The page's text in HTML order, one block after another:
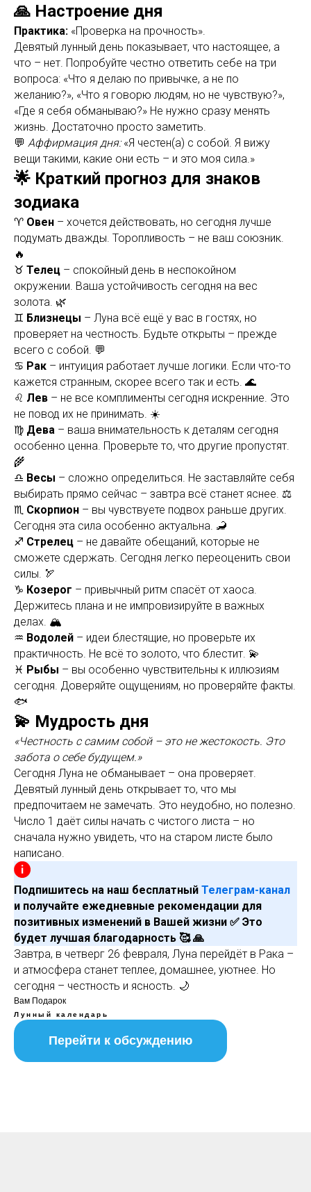
🙏 Настроение дня
Практика: «Проверка на прочность».
Девятый лунный день показывает, что настоящее, а
что – нет. Попробуйте честно ответить себе на три
вопроса: «Что я делаю по привычке, а не по
желанию?», «Что я говорю людям, но не чувствую?»,
«Где я себя обманываю?» Не нужно сразу менять
жизнь. Достаточно просто заметить.
💬 Аффирмация дня:«Я честен(а) с собой. Я вижу
вещи такими, какие они есть – и это моя сила.»
🌟 Краткий прогноз для знаков
зодиака
♈ Овен – хочется действовать, но сегодня лучше
подумать дважды. Торопливость – не ваш союзник.
🔥
♉ Телец – спокойный день в неспокойном
окружении. Ваша устойчивость сегодня на вес
золота. 🌿
♊ Близнецы – Луна всё ещё у вас в гостях, но
проверяет на честность. Будьте открыты – прежде
всего с собой. 💬
♋ Рак – интуиция работает лучше логики. Если что-то
кажется странным, скорее всего так и есть. 🌊
♌ Лев – не все комплименты сегодня искренние. Это
не повод их не принимать. ☀️
♍ Дева – ваша внимательность к деталям сегодня
особенно ценна. Проверьте то, что другие пропустят.
🌾
♎ Весы – сложно определиться. Не заставляйте себя
выбирать прямо сейчас – завтра всё станет яснее. ⚖️
♏ Скорпион – вы чувствуете подвох раньше других.
Сегодня эта сила особенно актуальна. 🦂
♐ Стрелец – не давайте обещаний, которые не
сможете сдержать. Сегодня легко переоценить свои
силы. 🏹
♑ Козерог – привычный ритм спасёт от хаоса.
Держитесь плана и не импровизируйте в важных
делах. 🏔️
♒ Водолей – идеи блестящие, но проверьте их
практичность. Не всё то золото, что блестит. 💫
♓ Рыбы – вы особенно чувствительны к иллюзиям
сегодня. Доверяйте ощущениям, но проверяйте факты.
🐟
💫 Мудрость дня
«Честность с самим собой – это не жестокость. Это
забота о себе будущем.»
Сегодня Луна не обманывает – она проверяет.
Девятый лунный день открывает то, что мы
предпочитаем не замечать. Это неудобно, но полезно.
Число 1 даёт силы начать с чистого листа – но
сначала нужно увидеть, что на старом листе было
написано.
Подпишитесь на наш бесплатный Телеграм-канал
и получайте ежедневные рекомендации для
позитивных изменений в Вашей жизни ✅ Это
будет лучшая благодарность 🥰 🙏
Завтра, в четверг 26 февраля, Луна перейдёт в Рака –
и атмосфера станет теплее, домашнее, уютнее. Но
сегодня – честность и ясность. 🌙
Вам Подарок
Лунный календарь
Перейти к обсуждению